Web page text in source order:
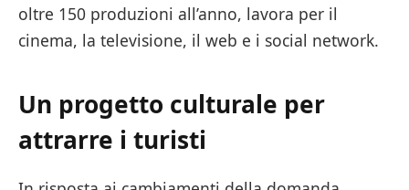
oltre 150 produzioni all’anno, lavora per il
cinema, la televisione, il web e i social network.
Un progetto culturale per
attrarre i turisti